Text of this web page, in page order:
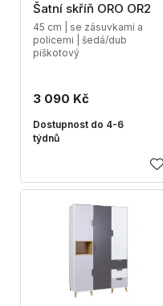
Šatní skříň ORO OR2
45 cm | se zásuvkami a
policemi | šedá/dub
piškotový
3 090 Kč
Dostupnost do 4-6
týdnů